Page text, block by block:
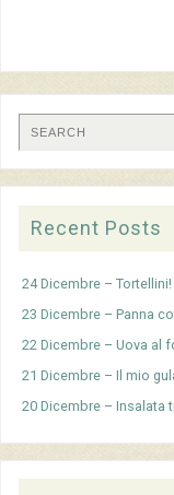
Recent Posts
24 Dicembre – Tortellini!
23 Dicembre – Panna
22 Dicembre – Uova al
21 Dicembre – Il mio
20 Dicembre – Insalata